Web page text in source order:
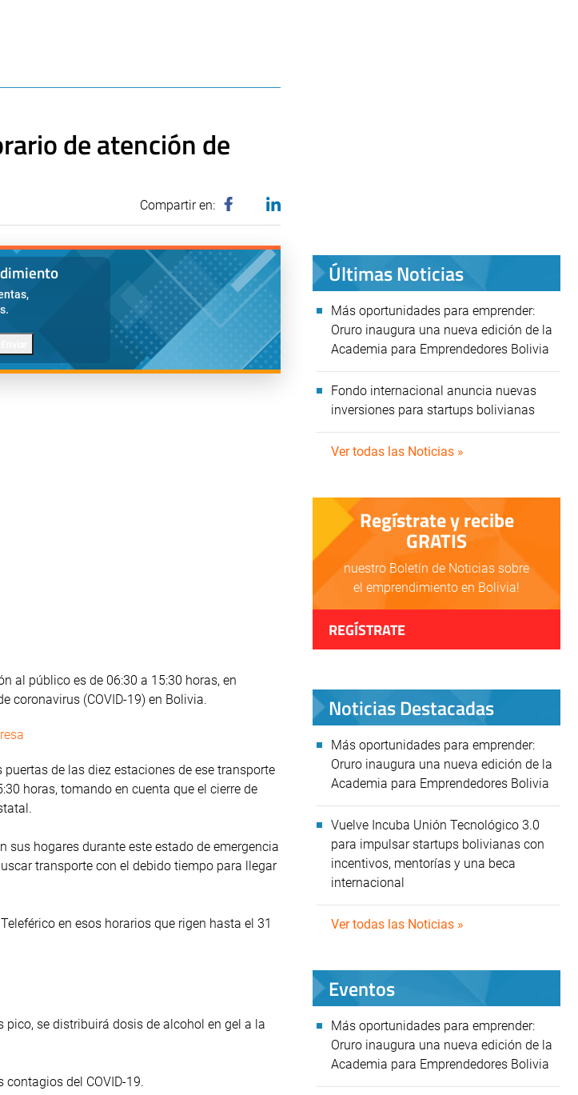
de atención de
Compartir en:
al público es de 06:30 a 15:30 horas, en
coronavirus (COVID-19) en Bolivia.
de las diez estaciones de ese transporte
horas, tomando en cuenta que el cierre de
hogares durante este estado de emergencia
transporte con el debido tiempo para llegar
en esos horarios que rigen hasta el 31
se distribuirá dosis de alcohol en gel a la
del COVID-19.
Últimas Noticias
Más oportunidades para emprender:
Oruro inaugura una nueva edición de la
Academia para Emprendedores Bolivia
Fondo internacional anuncia nuevas
inversiones para startups bolivianas
Ver todas las Noticias »
Regístrate y recibe
GRATIS
nuestro Boletín de Noticias sobre
el emprendimiento en Bolivia!
REGÍSTRATE
Noticias Destacadas
Más oportunidades para emprender:
Oruro inaugura una nueva edición de la
Academia para Emprendedores Bolivia
Vuelve Incuba Unión Tecnológico 3.0
para impulsar startups bolivianas con
incentivos, mentorías y una beca
internacional
Ver todas las Noticias »
Eventos
Más oportunidades para emprender:
Oruro inaugura una nueva edición de la
Academia para Emprendedores Bolivia